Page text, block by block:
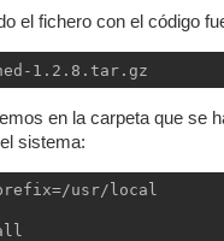
el fichero con el código
1.2.8.tar.gz
en la carpeta que se
sistema:
usr/local